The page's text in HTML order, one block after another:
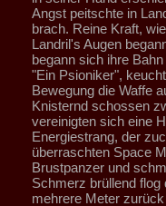
Angst peitschte in
brach. Reine Kraft,
Landril's Augen
begann sich ihre
"Ein Psioniker",
Bewegung die Waffe
Knisternd schossen
vereinigten sich eine
Energiestrang, der
überraschten Space
Brustpanzer und
Schmerz brüllend flog
mehrere Meter